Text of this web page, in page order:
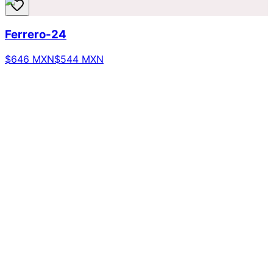
Ferrero-24
$646 MXN$544 MXN